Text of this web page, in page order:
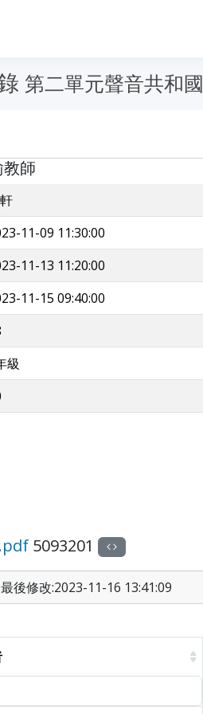
第二單元聲音共和國
教師
11-09 11:30:00
11-13 11:20:00
11-15 09:40:00
級
5093201
後修改:2023-11-16 13:41:09